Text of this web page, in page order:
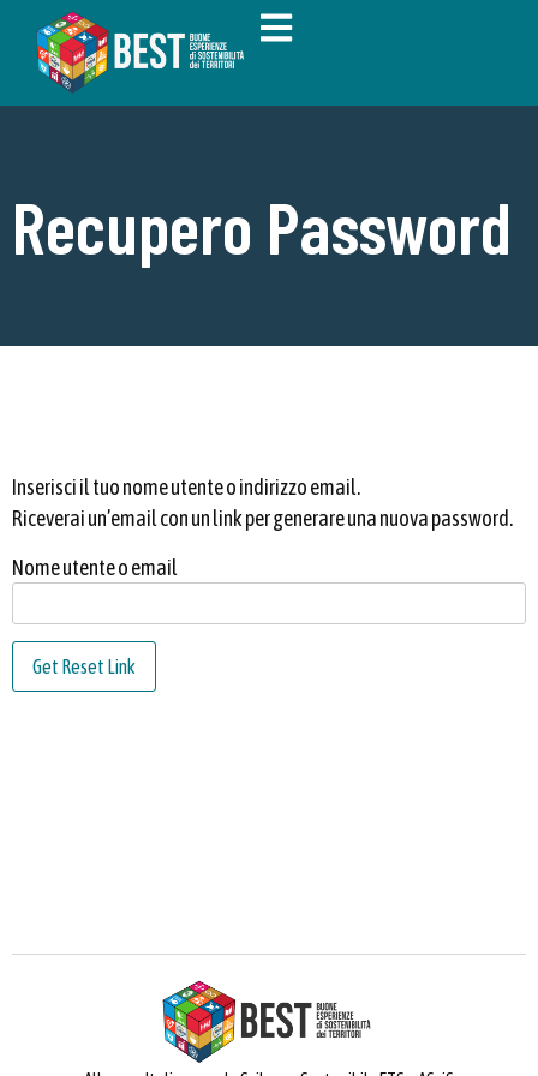
Recupero Password
Inserisci il tuo nome utente o indirizzo email.
Riceverai un’email con un link per generare una nuova password.
Nome utente o email